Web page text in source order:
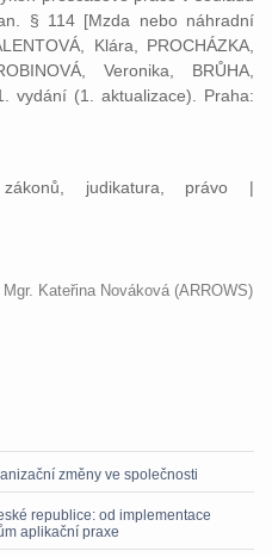
§ 114 [Mzda nebo náhradní
Klára, PROCHÁZKA,
Veronika, BRŮHA,
vydání (1. aktualizace). Praha:
judikatura, právo |
Kateřina Nováková (ARROWS)
změny ve společnosti
republice: od implementace
aplikační praxe